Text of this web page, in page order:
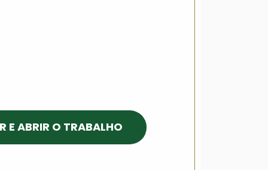
E ABRIR O TRABALHO